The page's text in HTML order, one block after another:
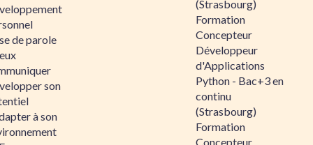
de parole
son
à son
(Strasbourg)
Formation
Concepteur
Développeur
d'Applications
Python - Bac+3 en
continu
(Strasbourg)
Formation
Concepteur